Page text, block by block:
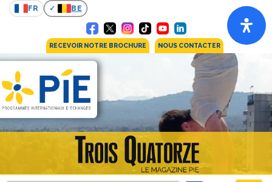
FR BE
RECEVOIR NOTRE BROCHURE NOUS CONTACTER